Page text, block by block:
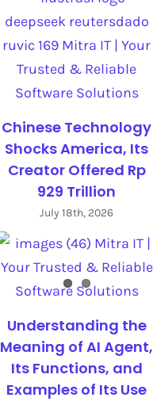
Chinese Technology
Shocks America, Its
Creator Offered Rp
929 Trillion
July 18th, 2026
Understanding the
Meaning of AI Agent,
Its Functions, and
Examples of Its Use